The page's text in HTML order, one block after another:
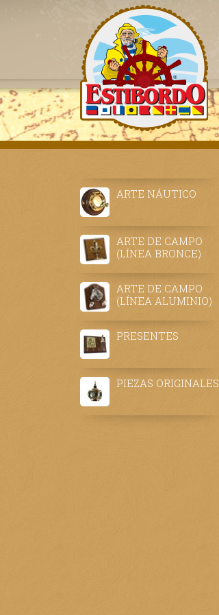
ARTE NÁUTICO
ARTE DE CAMPO
(LÍNEA BRONCE)
ARTE DE CAMPO
(LÍNEA ALUMINIO)
PRESENTES
PIEZAS ORIGINALES